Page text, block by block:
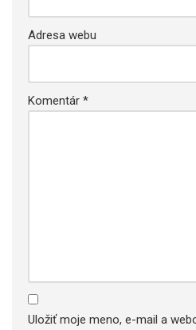
Adresa webu
Komentár *
Uložiť moje meno, e-mail a